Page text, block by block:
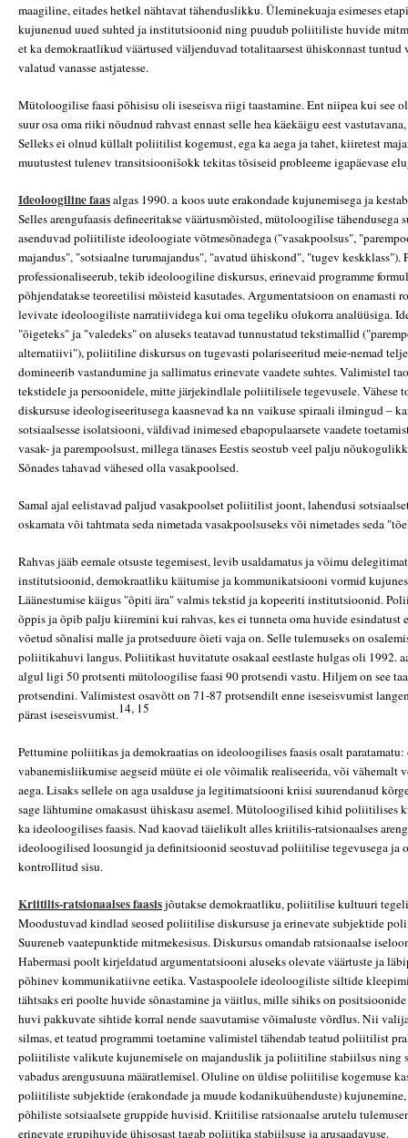
maagiline, eitades hetkel nähtavat tähenduslikku. Üleminekuaja esimeses
kujunenud uued suhted ja institutsioonid ning puudub poliitiliste huvide
et ka demokraatlikud väärtused väljenduvad totalitaarsest ühiskonnast tuntud
valatud vanasse astjatesse.
Mütoloogilise faasi põhisisu oli iseseisva riigi taastamine. Ent niipea kui see
suur osa oma riiki nõudnud rahvast ennast selle hea käekäigu eest
Selleks ei olnud küllalt poliitilist kogemust, ega ka aega ja tahet, kiiretest
muutustest tulenev transitsioonišokk tekitas tõsiseid probleeme igapäevase
Ideoloogiline faasalgas 1990. a koos uute erakondade kujunemisega ja
Selles arengufaasis defineeritakse väärtusmõisted, mütoloogilise tähendusega
asenduvad poliitiliste ideoloogiate võtmesõnadega ("vasakpoolsus",
majandus", "sotsiaalne turumajandus", "avatud ühiskond", "tugev
professionaliseerub, tekib ideoloogiline diskursus, erinevaid programme
põhjendatakse teoreetilisi mõisteid kasutades. Argumentatsioon on enamasti
levivate ideoloogiliste narratiividega kui oma tegeliku olukorra analüüsiga.
"õigeteks" ja "valedeks" on aluseks teatavad tunnustatud tekstimallid
alternatiivi"), poliitiline diskursus on tugevasti polariseeritud meie-nemad
domineerib vastandumine ja sallimatus erinevate vaadete suhtes. Valimistel
tekstidele ja persoonidele, mitte järjekindlale poliitilisele tegevusele. Vähese
diskursuse ideologiseeritusega kaasnevad ka nn vaikuse spiraali ilmingud –
sotsiaalsesse isolatsiooni, väldivad inimesed ebapopulaarsete vaadete
vasak- ja parempoolsust, millega tänases Eestis seostub veel palju
Sõnades tahavad vähesed olla vasakpoolsed.
Samal ajal eelistavad paljud vasakpoolset poliitilist joont, lahendusi
oskamata või tahtmata seda nimetada vasakpoolsuseks või nimetades seda
Rahvas jääb eemale otsuste tegemisest, levib usaldamatus ja võimu
institutsioonid, demokraatliku käitumise ja kommunikatsiooni vormid
Läänestumise käigus "õpiti ära" valmis tekstid ja kopeeriti institutsioonid.
õppis ja õpib palju kiiremini kui rahvas, kes ei tunneta oma huvide esindatust
võetud sõnalisi malle ja protseduure õieti vaja on. Selle tulemuseks on
poliitikahuvi langus. Poliitikast huvitatute osakaal eestlaste hulgas oli 1992.
algul ligi 50 protsenti mütoloogilise faasi 90 protsendi vastu. Hiljem on see
protsendini. Valimistest osavõtt on 71-87 protsendilt enne iseseisvumist
pärast iseseisvumist.14, 15
Pettumine poliitikas ja demokraatias on ideoloogilises faasis osalt
vabanemisliikumise aegseid müüte ei ole võimalik realiseerida, või vähemalt
aega. Lisaks sellele on aga usalduse ja legitimatsiooni kriisi suurendanud
sage lähtumine omakasust ühiskasu asemel. Mütoloogilised kihid poliitilises
ka ideoloogilises faasis. Nad kaovad täielikult alles kriitilis-ratsionaalses
ideoloogilised loosungid ja definitsioonid seostuvad poliitilise tegevusega ja
kontrollitud sisu.
Kriitilis-ratsionaalses faasisjõutakse demokraatliku, poliitilise kultuuri
Moodustuvad kindlad seosed poliitilise diskursuse ja erinevate subjektide
Suureneb vaatepunktide mitmekesisus. Diskursus omandab ratsionaalse
Habermasi poolt kirjeldatud argumentatsiooni aluseks olevate väärtuste ja
põhinev kommunikatiivne eetika. Vastaspoolele ideoloogiliste siltide
tähtsaks eri poolte huvide sõnastamine ja väitlus, mille sihiks on
huvi pakkuvate sihtide korral nende saavutamise võimaluste võrdlus. Nii
silmas, et teatud programmi toetamine valimistel tähendab teatud poliitilist
poliitiliste valikute kujunemisele on majanduslik ja poliitiline stabiilsus ning
vabadus arengusuuna määratlemisel. Oluline on üldise poliitilise kogemuse
poliitiliste subjektide (erakondade ja muude kodanikuühenduste)
põhiliste sotsiaalsete gruppide huvisid. Kriitilise ratsionaalse arutelu
erinevate grupihuvide ühisosast tagab poliitika stabiilsuse ja arusaadavuse.